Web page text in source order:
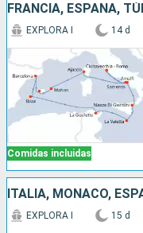
FRANCIA, ESPAÑA,
Comidas incluidas
EXPLORA I 14 d
ITALIA, MONACO,
EXPLORA I 15 d